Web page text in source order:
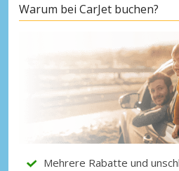
Warum bei CarJet buchen?
Mehrere Rabatte und
Top-Ersparnisses
Erhalten Sie Zugang zu
Partnerangeboten